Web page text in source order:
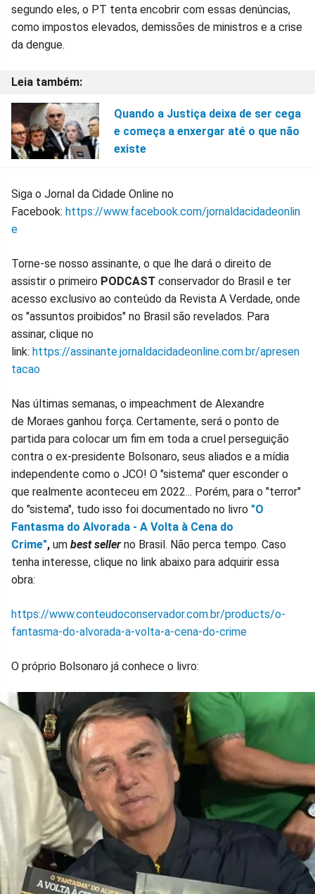
segundo eles, o PT tenta encobrir com essas denúncias,
como impostos elevados, demissões de ministros e a crise
da dengue.
Quando a Justiça deixa de ser cega
e começa a enxergar até o que não
existe
Siga o Jornal da Cidade Online no
Facebook: https://www.facebook.com/jornaldacidadeonlin
e
Torne-se nosso assinante, o que lhe dará o direito de
assistir o primeiro PODCAST conservador do Brasil e ter
acesso exclusivo ao conteúdo da Revista A Verdade, onde
os "assuntos proibidos" no Brasil são revelados. Para
assinar, clique no
link: https://assinante.jornaldacidadeonline.com.br/apresen
tacao
Nas últimas semanas, o impeachment de Alexandre
de Moraes ganhou força. Certamente, será o ponto de
partida para colocar um fim em toda a cruel perseguição
contra o ex-presidente Bolsonaro, seus aliados e a mídia
independente como o JCO! O "sistema" quer esconder o
que realmente aconteceu em 2022... Porém, para o "terror"
do "sistema", tudo isso foi documentado no livro "O
Fantasma do Alvorada - A Volta à Cena do
Crime", um best seller no Brasil. Não perca tempo. Caso
tenha interesse, clique no link abaixo para adquirir essa
obra:
https://www.conteudoconservador.com.br/products/o-
fantasma-do-alvorada-a-volta-a-cena-do-crime
O próprio Bolsonaro já conhece o livro: